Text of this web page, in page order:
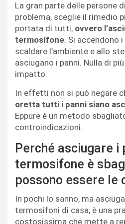
La gran parte delle persone
problema, sceglie il rimedio
portata di tutti, ovvero
termosifone. Si accendono
scaldare l’ambiente e allo
asciugano i panni. Nulla di
impatto.
In effetti non si può negare
oretta tutti i panni siano
Eppure è un metodo
controindicazioni.
Perché asciugare i
termosifone è
possono essere le
In pochi lo sanno, ma
termosifoni di casa, è una
costosissima che mette a